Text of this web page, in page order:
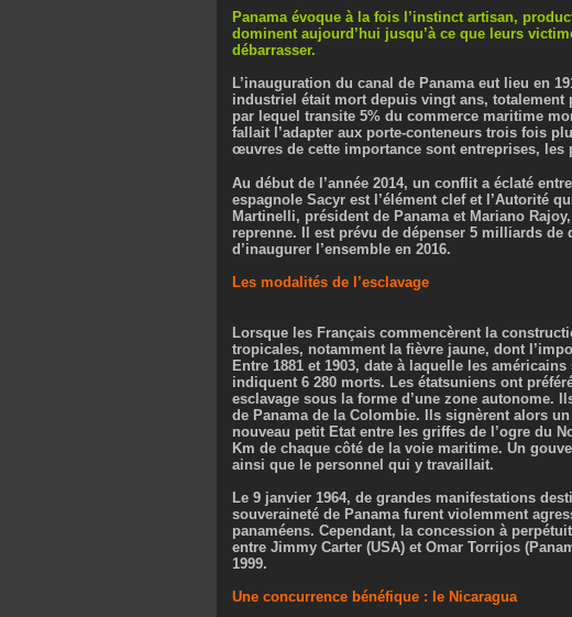
Panama évoque à la fois l’instinct artisan,
dominent aujourd’hui jusqu’à ce que leurs
débarrasser.
L’inauguration du canal de Panama eut lieu en
industriel était mort depuis vingt ans, totalement
par lequel transite 5% du commerce maritime
fallait l’adapter aux porte-conteneurs trois fois
œuvres de cette importance sont entreprises, les
Au début de l’année 2014, un conflit a éclaté
espagnole Sacyr est l’élément clef et l’Autorité
Martinelli, président de Panama et Mariano
reprenne. Il est prévu de dépenser 5 milliards
d’inaugurer l’ensemble en 2016.
Les modalités de l’esclavage
Lorsque les Français commencèrent la
tropicales, notamment la fièvre jaune, dont
Entre 1881 et 1903, date à laquelle les
indiquent 6 280 morts. Les étatsuniens ont
esclavage sous la forme d’une zone autonome.
de Panama de la Colombie. Ils signèrent alors
nouveau petit Etat entre les griffes de l’ogre du
Km de chaque côté de la voie maritime. Un
ainsi que le personnel qui y travaillait.
Le 9 janvier 1964, de grandes manifestations
souveraineté de Panama furent violemment
panaméens. Cependant, la concession à
entre Jimmy Carter (USA) et Omar Torrijos
1999.
Une concurrence bénéfique : le Nicaragua